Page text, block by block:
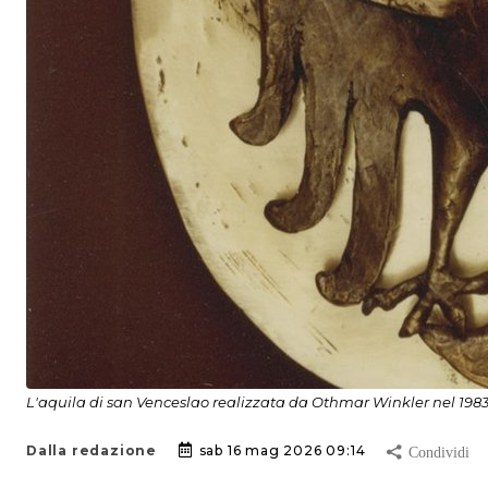
L'aquila di san Venceslao realizzata da Othmar Winkler nel 1983
Dalla redazione sab 16 mag 2026 09:14